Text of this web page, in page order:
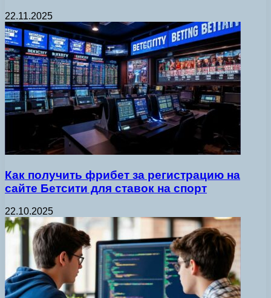
22.11.2025
Как получить фрибет за регистрацию на
сайте Бетсити для ставок на спорт
22.10.2025